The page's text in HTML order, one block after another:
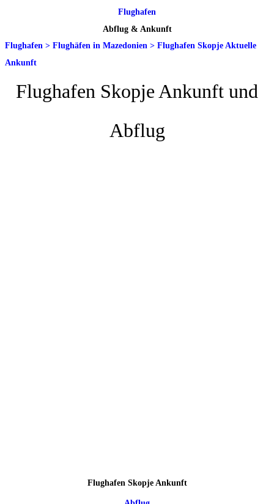
Flughafen
Abflug & Ankunft
Flughafen > Flughäfen in Mazedonien > Flughafen Skopje Aktuelle
Ankunft
Flughafen Skopje Ankunft und
Abflug
Flughafen Skopje Ankunft